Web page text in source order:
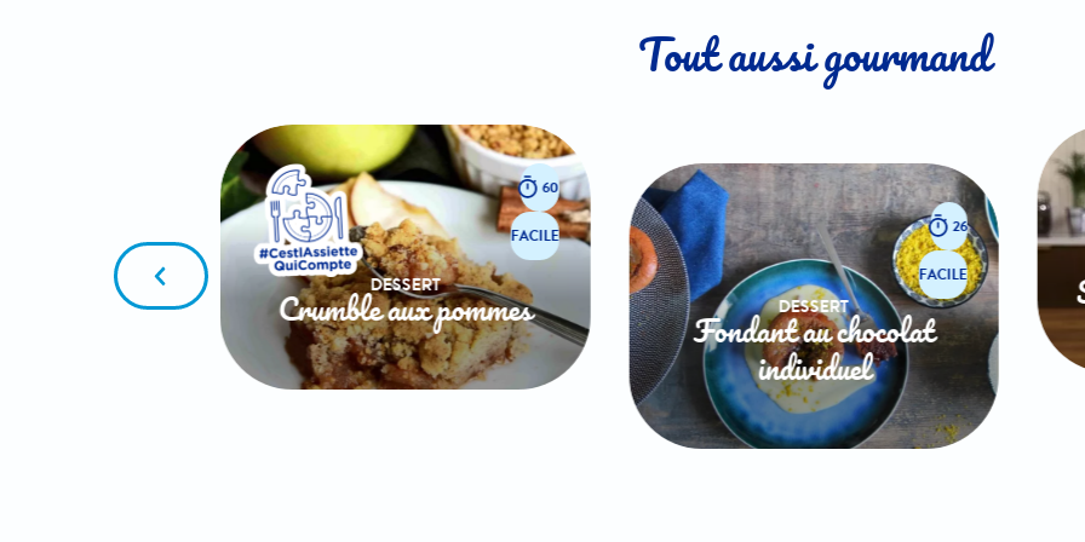
Tout aussi gourmand
60
FACILE
DESSERT
Crumble aux pommes
26
FACILE
DESSERT
Fondant au chocolat
individuel